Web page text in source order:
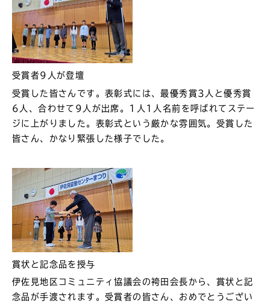
受賞者9人が登壇
受賞した皆さんです。表彰式には、最優秀賞3人と優秀賞
6人、合わせて9人が出席。1人1人名前を呼ばれてステー
ジに上がりました。表彰式という厳かな雰囲気。受賞した
皆さん、かなり緊張した様子でした。
賞状と記念品を授与
伊佐見地区コミュニティ協議会の袴田会長から、賞状と記
念品が手渡されます。受賞者の皆さん、おめでとうござい